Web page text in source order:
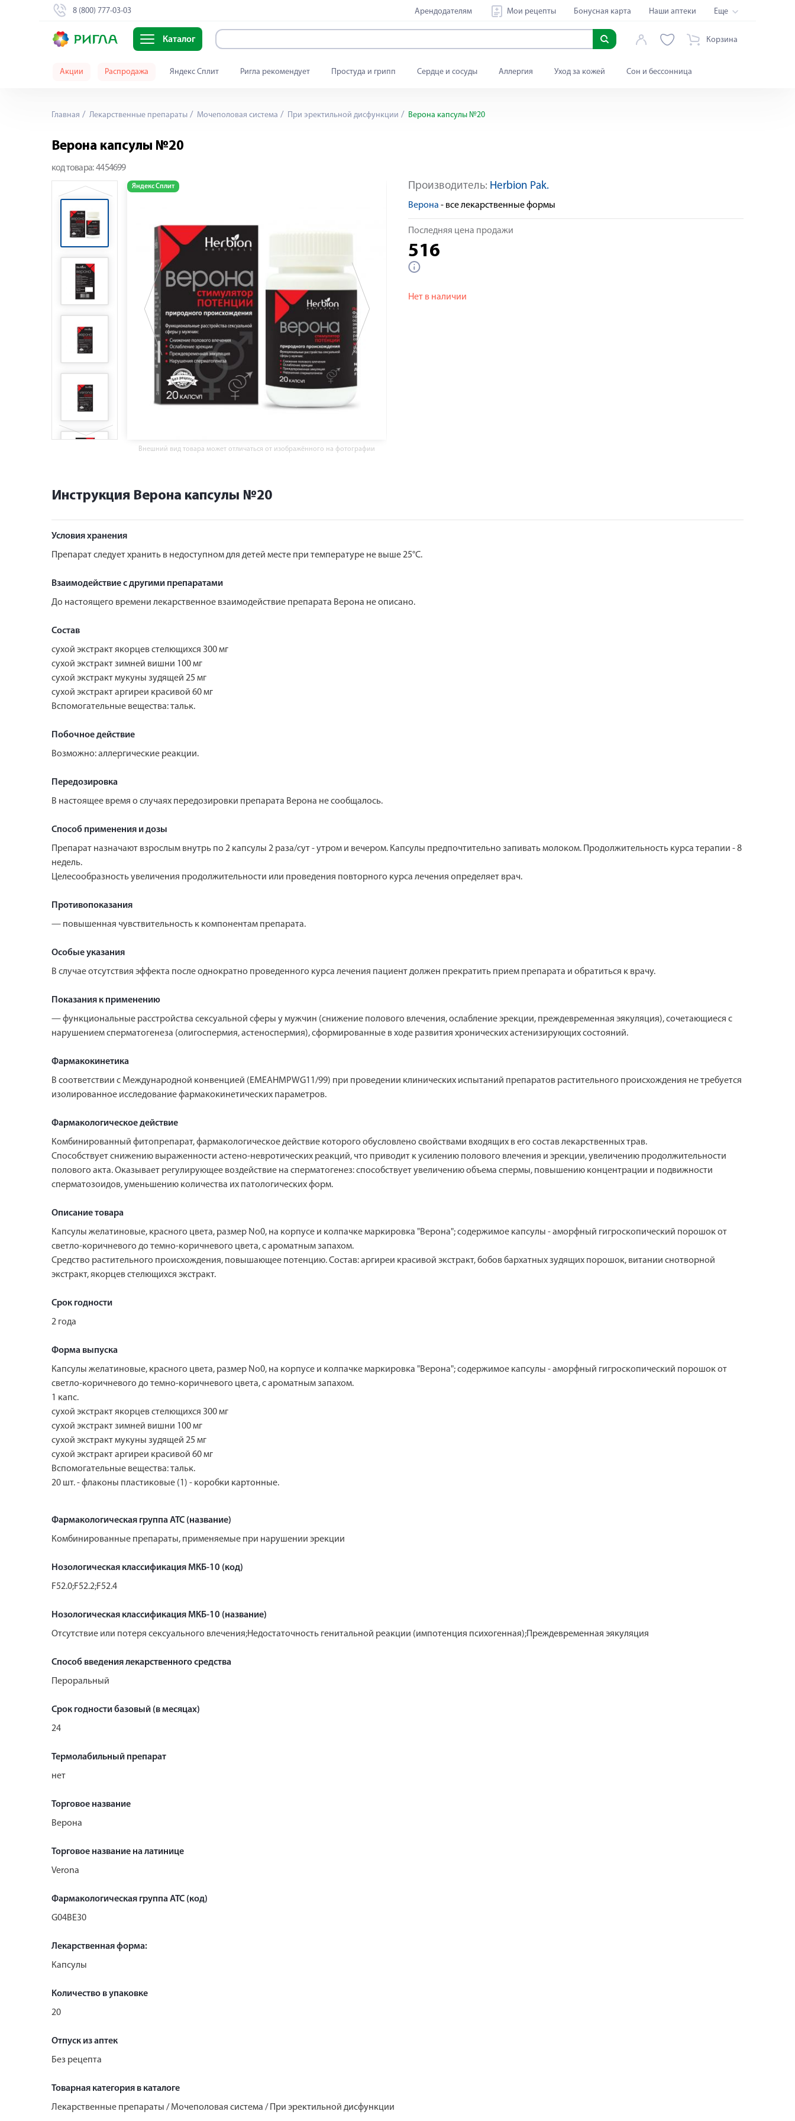
8 (800) 777-03-03 Арендодателям Мои рецепты Бонусная карта Наши аптеки Еще
Каталог Корзина
Акции Распродажа Яндекс Сплит Ригла рекомендует Простуда и грипп Сердце и сосуды Аллергия Уход за кожей Сон и бессонница
Главная Лекарственные препараты Мочеполовая система При эректильной дисфункции Верона капсулы №20
Верона капсулы №20
код товара: 4454699
Яндекс Сплит Яндекс Сплит
Внешний вид товара может отличаться от изображённого на фотографии
Производитель: Herbion Pak.
Верона - все лекарственные формы
Последняя цена продажи
516
Нет в наличии
Инструкция Верона капсулы №20
Условия хранения
Препарат следует хранить в недоступном для детей месте при температуре не выше 25°C.
Взаимодействие с другими препаратами
До настоящего времени лекарственное взаимодействие препарата Верона не описано.
Состав
сухой экстракт якорцев стелющихся 300 мг
сухой экстракт зимней вишни 100 мг
сухой экстракт мукуны зудящей 25 мг
сухой экстракт аргиреи красивой 60 мг
Вспомогательные вещества: тальк.
Побочное действие
Возможно: аллергические реакции.
Передозировка
В настоящее время о случаях передозировки препарата Верона не сообщалось.
Способ применения и дозы
Препарат назначают взрослым внутрь по 2 капсулы 2 раза/сут - утром и вечером. Капсулы предпочтительно запивать молоком. Продолжительность курса терапии - 8
недель.
Целесообразность увеличения продолжительности или проведения повторного курса лечения определяет врач.
Противопоказания
— повышенная чувствительность к компонентам препарата.
Особые указания
В случае отсутствия эффекта после однократно проведенного курса лечения пациент должен прекратить прием препарата и обратиться к врачу.
Показания к применению
— функциональные расстройства сексуальной сферы у мужчин (снижение полового влечения, ослабление эрекции, преждевременная эякуляция), сочетающиеся с
нарушением сперматогенеза (олигоспермия, астеноспермия), сформированные в ходе развития хронических астенизирующих состояний.
Фармакокинетика
В соответствии с Международной конвенцией (EMEAHMPWG11/99) при проведении клинических испытаний препаратов растительного происхождения не требуется
изолированное исследование фармакокинетических параметров.
Фармакологическое действие
Комбинированный фитопрепарат, фармакологическое действие которого обусловлено свойствами входящих в его состав лекарственных трав.
Способствует снижению выраженности астено-невротических реакций, что приводит к усилению полового влечения и эрекции, увеличению продолжительности
полового акта. Оказывает регулирующее воздействие на сперматогенез: способствует увеличению объема спермы, повышению концентрации и подвижности
сперматозоидов, уменьшению количества их патологических форм.
Описание товара
Капсулы желатиновые, красного цвета, размер No0, на корпусе и колпачке маркировка "Верона"; содержимое капсулы - аморфный гигроскопический порошок от
светло-коричневого до темно-коричневого цвета, с ароматным запахом.
Средство растительного происхождения, повышающее потенцию. Состав: аргиреи красивой экстракт, бобов бархатных зудящих порошок, витании снотворной
экстракт, якорцев стелющихся экстракт.
Срок годности
2 года
Форма выпуска
Капсулы желатиновые, красного цвета, размер No0, на корпусе и колпачке маркировка "Верона"; содержимое капсулы - аморфный гигроскопический порошок от
светло-коричневого до темно-коричневого цвета, с ароматным запахом.
1 капс.
сухой экстракт якорцев стелющихся 300 мг
сухой экстракт зимней вишни 100 мг
сухой экстракт мукуны зудящей 25 мг
сухой экстракт аргиреи красивой 60 мг
Вспомогательные вещества: тальк.
20 шт. - флаконы пластиковые (1) - коробки картонные.
Фармакологическая группа АТС (название)
Комбинированные препараты, применяемые при нарушении эрекции
Нозологическая классификация МКБ-10 (код)
F52.0;F52.2;F52.4
Нозологическая классификация МКБ-10 (название)
Отсутствие или потеря сексуального влечения;Недостаточность генитальной реакции (импотенция психогенная);Преждевременная эякуляция
Способ введения лекарственного средства
Пероральный
Срок годности базовый (в месяцах)
24
Термолабильный препарат
нет
Торговое название
Верона
Торговое название на латинице
Verona
Фармакологическая группа АТС (код)
G04BE30
Лекарственная форма:
Капсулы
Количество в упаковке
20
Отпуск из аптек
Без рецепта
Товарная категория в каталоге
Лекарственные препараты / Мочеполовая система / При эректильной дисфункции